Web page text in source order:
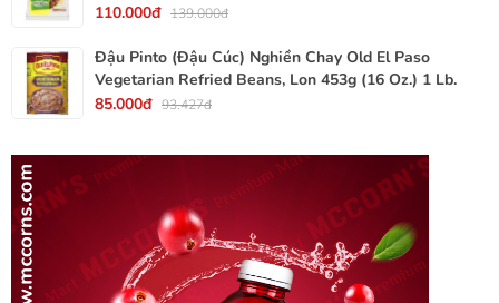
110.000đ 139.000đ
Đậu Pinto (Đậu Cúc) Nghiền Chay Old El Paso
Vegetarian Refried Beans, Lon 453g (16 Oz.) 1 Lb.
85.000đ 93.427đ